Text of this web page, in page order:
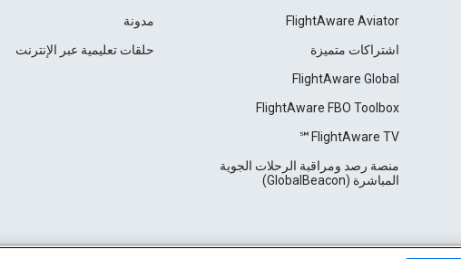
FlightAware Aviator
اشتراكات متميزة
FlightAware Global
FlightAware FBO Toolbox
FlightAware TV℠
منصة رصد ومراقبة الرحلات الجوية
المباشرة (GlobalBeacon)
مدونة
حلقات تعليمية عبر الإنترنت